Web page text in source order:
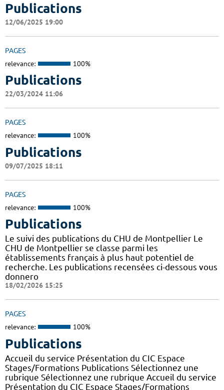
Publications
12/06/2025 19:00
PAGES
relevance: 100%
Publications
22/03/2024 11:06
PAGES
relevance: 100%
Publications
09/07/2025 18:11
PAGES
relevance: 100%
Publications
Le suivi des publications du CHU de Montpellier Le
CHU de Montpellier se classe parmi les
établissements français à plus haut potentiel de
recherche. Les publications recensées ci-dessous vous
donnero
18/02/2026 15:25
PAGES
relevance: 100%
Publications
Accueil du service Présentation du CIC Espace
Stages/Formations Publications Sélectionnez une
rubrique Sélectionnez une rubrique Accueil du service
Présentation du CIC Espace Stages/Formations